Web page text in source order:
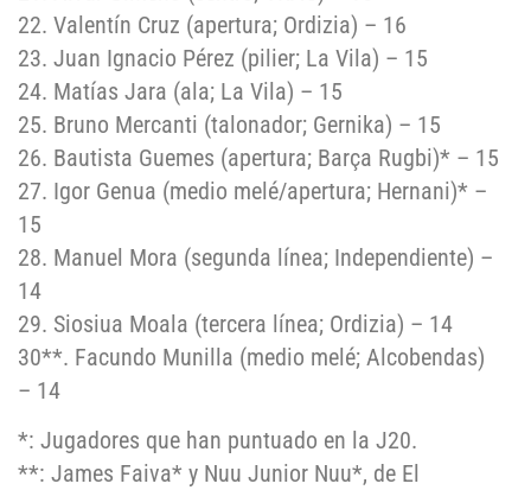
22. Valentín Cruz (apertura; Ordizia) – 16
23. Juan Ignacio Pérez (pilier; La Vila) – 15
24. Matías Jara (ala; La Vila) – 15
25. Bruno Mercanti (talonador; Gernika) – 15
26. Bautista Guemes (apertura; Barça Rugbi)* – 15
27. Igor Genua (medio melé/apertura; Hernani)* –
15
28. Manuel Mora (segunda línea; Independiente) –
14
29. Siosiua Moala (tercera línea; Ordizia) – 14
30**. Facundo Munilla (medio melé; Alcobendas)
– 14
*: Jugadores que han puntuado en la J20.
**: James Faiva* y Nuu Junior Nuu*, de El